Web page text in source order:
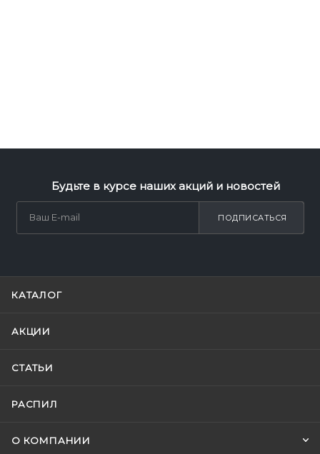
Будьте в курсе наших акций и новостей
ПОДПИСАТЬСЯ
КАТАЛОГ
АКЦИИ
СТАТЬИ
РАСПИЛ
О КОМПАНИИ